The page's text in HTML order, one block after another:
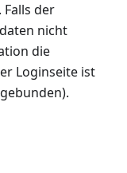
der
nicht
die
Loginseite ist